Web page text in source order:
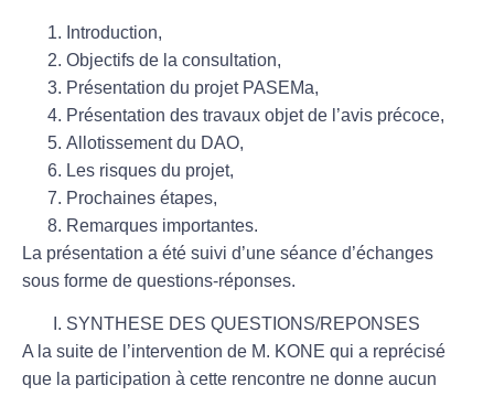
Introduction,
Objectifs de la consultation,
Présentation du projet PASEMa,
Présentation des travaux objet de l’avis précoce,
Allotissement du DAO,
Les risques du projet,
Prochaines étapes,
Remarques importantes.
La présentation a été suivi d’une séance d’échanges
sous forme de questions-réponses.
SYNTHESE DES QUESTIONS/REPONSES
A la suite de l’intervention de M. KONE qui a reprécisé
que la participation à cette rencontre ne donne aucun